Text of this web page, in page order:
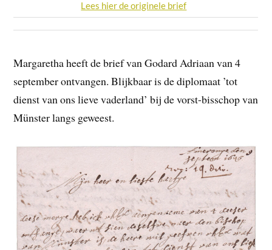
Lees hier de originele brief
Margaretha heeft de brief van Godard Adriaan van 4
september ontvangen. Blijkbaar is de diplomaat ’tot
dienst van ons lieve vaderland’ bij de vorst-bisschop van
Münster langs geweest.